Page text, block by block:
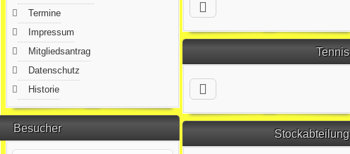
Termine
Impressum
Mitgliedsantrag
Datenschutz
Historie
Besucher
Tennis
Stockabteilung